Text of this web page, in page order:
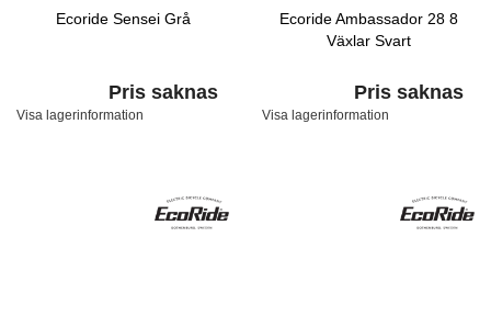
Ecoride Sensei Grå
Pris saknas
Visa lagerinformation
Ecoride Ambassador 28 8
Växlar Svart
Pris saknas
Visa lagerinformation